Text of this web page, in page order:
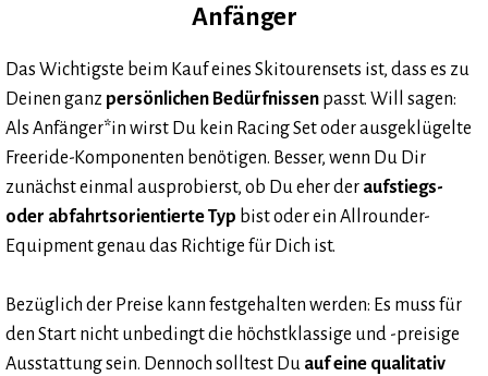
Anfänger
Das Wichtigste beim Kauf eines Skitourensets ist, dass es zu
Deinen ganz persönlichen Bedürfnissen passt. Will sagen:
Als Anfänger*in wirst Du kein Racing Set oder ausgeklügelte
Freeride-Komponenten benötigen. Besser, wenn Du Dir
zunächst einmal ausprobierst, ob Du eher der aufstiegs-
oder abfahrtsorientierte Typ bist oder ein Allrounder-
Equipment genau das Richtige für Dich ist.
Bezüglich der Preise kann festgehalten werden: Es muss für
den Start nicht unbedingt die höchstklassige und -preisige
Ausstattung sein. Dennoch solltest Du auf eine qualitativ